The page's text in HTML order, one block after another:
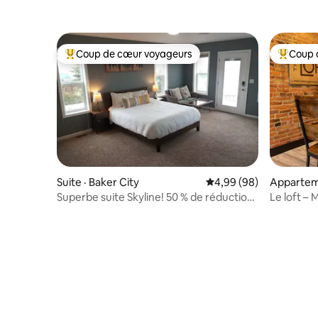
Coup de cœur voyageurs parmi les plus aimés
Coup de cœur voyageurs
Suite · Baker City Note moyenne de
4,99 (98)
Superbe suite Skyline! 50 % de réduction
Coup
Coup
Le loft –